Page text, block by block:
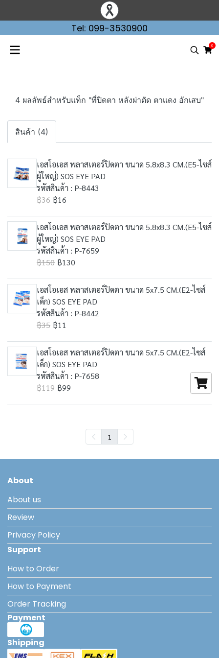
Tel: 099-3530900
0
4 ผลลัพธ์สำหรับแท็ก "ที่ปิดตา หลังผ่าตัด ตาเเดง อักเสบ"
สินค้า (4)
เอสโอเอส พลาสเตอร์ปิดตา ขนาด 5.8x8.3 CM.(E5-ไซส์
ผู้ใหญ่) SOS EYE PAD
รหัสสินค้า : P-8443
฿36 ฿16
เอสโอเอส พลาสเตอร์ปิดตา ขนาด 5.8x8.3 CM.(E5-ไซส์
ผู้ใหญ่) SOS EYE PAD
รหัสสินค้า : P-7659
฿150 ฿130
เอสโอเอส พลาสเตอร์ปิดตา ขนาด 5x7.5 CM.(E2-ไซส์
เด็ก) SOS EYE PAD
รหัสสินค้า : P-8442
฿35 ฿11
เอสโอเอส พลาสเตอร์ปิดตา ขนาด 5x7.5 CM.(E2-ไซส์
เด็ก) SOS EYE PAD
รหัสสินค้า : P-7658
฿119 ฿99
1
About
About us
Review
Privacy Policy
Support
How to Order
How to Payment
Order Tracking
Payment
Shipping